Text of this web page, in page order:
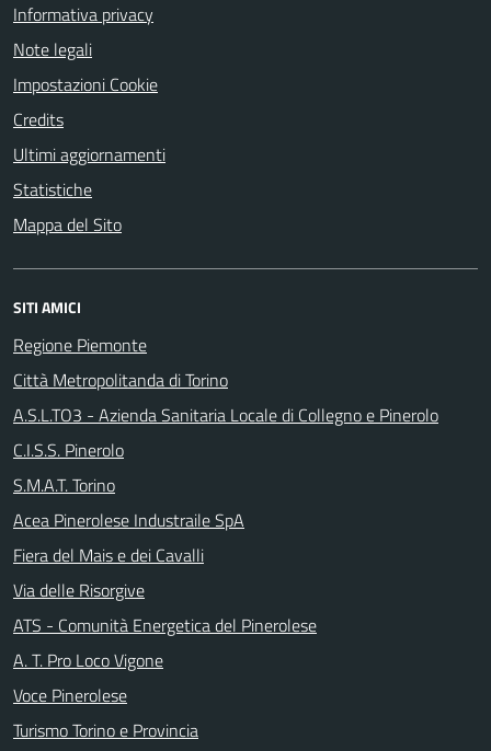
Informativa privacy
Note legali
Impostazioni Cookie
Credits
Ultimi aggiornamenti
Statistiche
Mappa del Sito
SITI AMICI
Regione Piemonte
Città Metropolitanda di Torino
A.S.L.TO3 - Azienda Sanitaria Locale di Collegno e Pinerolo
C.I.S.S. Pinerolo
S.M.A.T. Torino
Acea Pinerolese Industraile SpA
Fiera del Mais e dei Cavalli
Via delle Risorgive
ATS - Comunità Energetica del Pinerolese
A. T. Pro Loco Vigone
Voce Pinerolese
Turismo Torino e Provincia